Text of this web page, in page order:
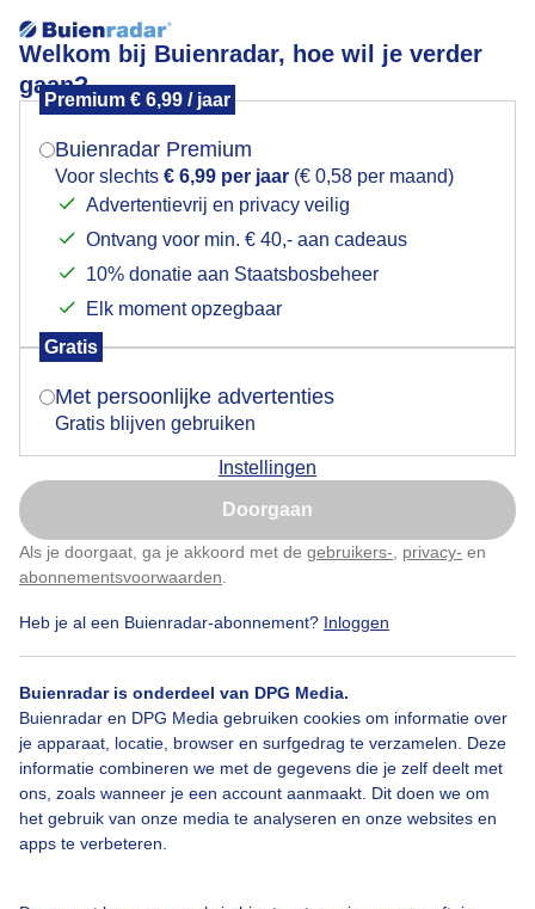
Welkom bij Buienradar, hoe wil je verder
gaan?
Premium € 6,99 / jaar
Buienradar Premium
Voor slechts € 6,99 per jaar (€ 0,58 per maand)
Advertentievrij en privacy veilig
Ontvang voor min. € 40,- aan cadeaus
10% donatie aan Staatsbosbeheer
Elk moment opzegbaar
Gratis
Met persoonlijke advertenties
Gratis blijven gebruiken
Instellingen
Doorgaan
Als je doorgaat, ga je akkoord met de gebruikers- privacy- en
abonnementsvoorwaarden
Heb je al een Buienradar-abonnement? Inloggen
Buienradar is onderdeel van DPG Media.
Buienradar en DPG Media gebruiken cookies om informatie over
je apparaat, locatie, browser en surfgedrag te verzamelen. Deze
informatie combineren we met de gegevens die je zelf deelt met
ons, zoals wanneer je een account aanmaakt. Dit doen we om
het gebruik van onze media te analyseren en onze websites en
apps te verbeteren.
Bewolkt
Door: ria brasser Gemaakt: 17-04-2025, 78x bekeken
Bewolkt Somswatzon
Bekijk slideshow
Mogen we je locatie gebruiken voor het
Indien je hier nog geen akkoord op hebt gegeven,
verschijnt er zo een pop-up uit je browser waarin
Is goed, toon de popup
Nu niet, misschien later
Klik hierom dit aan te passen